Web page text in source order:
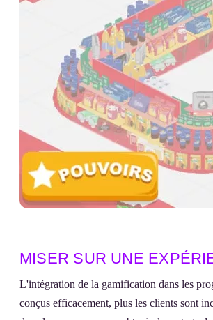
MISER SUR UNE
L'intégration de la gamification dans les
conçus efficacement, plus les clients sont